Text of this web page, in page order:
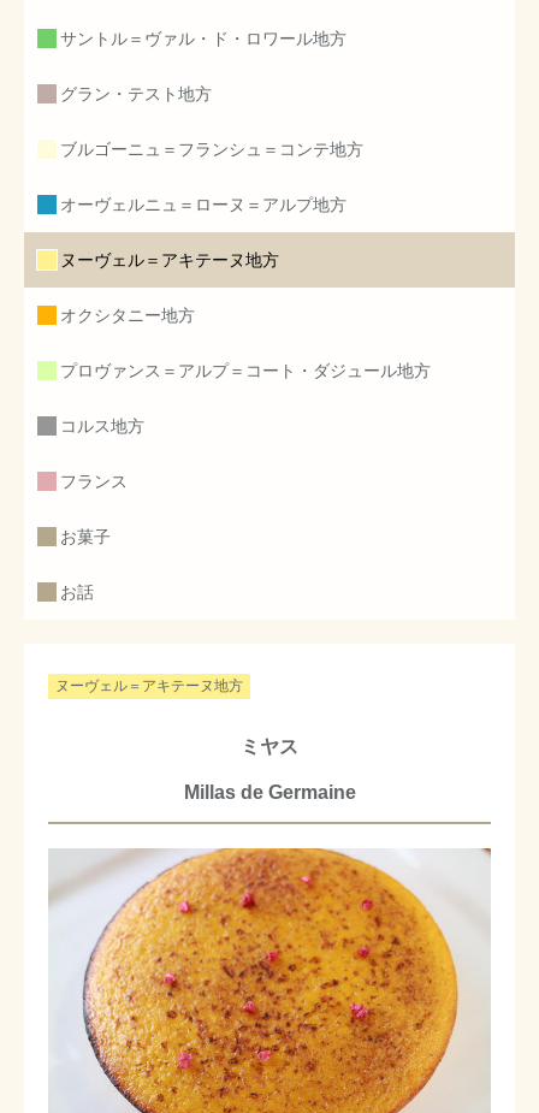
サントル＝ヴァル・ド・ロワール地方
グラン・テスト地方
ブルゴーニュ＝フランシュ＝コンテ地方
オーヴェルニュ＝ローヌ＝アルプ地方
ヌーヴェル＝アキテーヌ地方
オクシタニー地方
プロヴァンス＝アルプ＝コート・ダジュール地方
コルス地方
フランス
お菓子
お話
ヌーヴェル＝アキテーヌ地方
ミヤス
Millas de Germaine